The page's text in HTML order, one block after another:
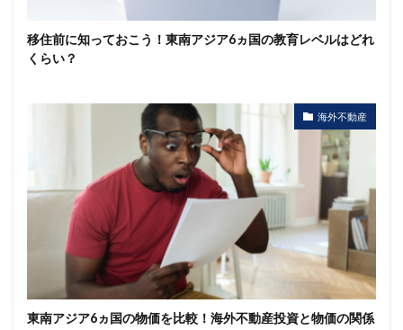
移住前に知っておこう！東南アジア6ヵ国の教育レベルはどれ
くらい？
海外不動産
東南アジア6ヵ国の物価を比較！海外不動産投資と物価の関係